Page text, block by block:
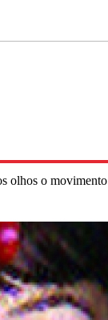
olhos o movimento